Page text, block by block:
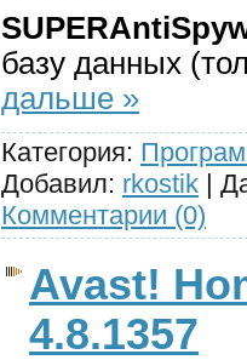
базу данных
дальше »
Категория:
Добавил: rkostik |
Комментарии (0)
Avast!
4.8.1357